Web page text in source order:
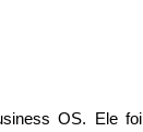
OS. Ele foi